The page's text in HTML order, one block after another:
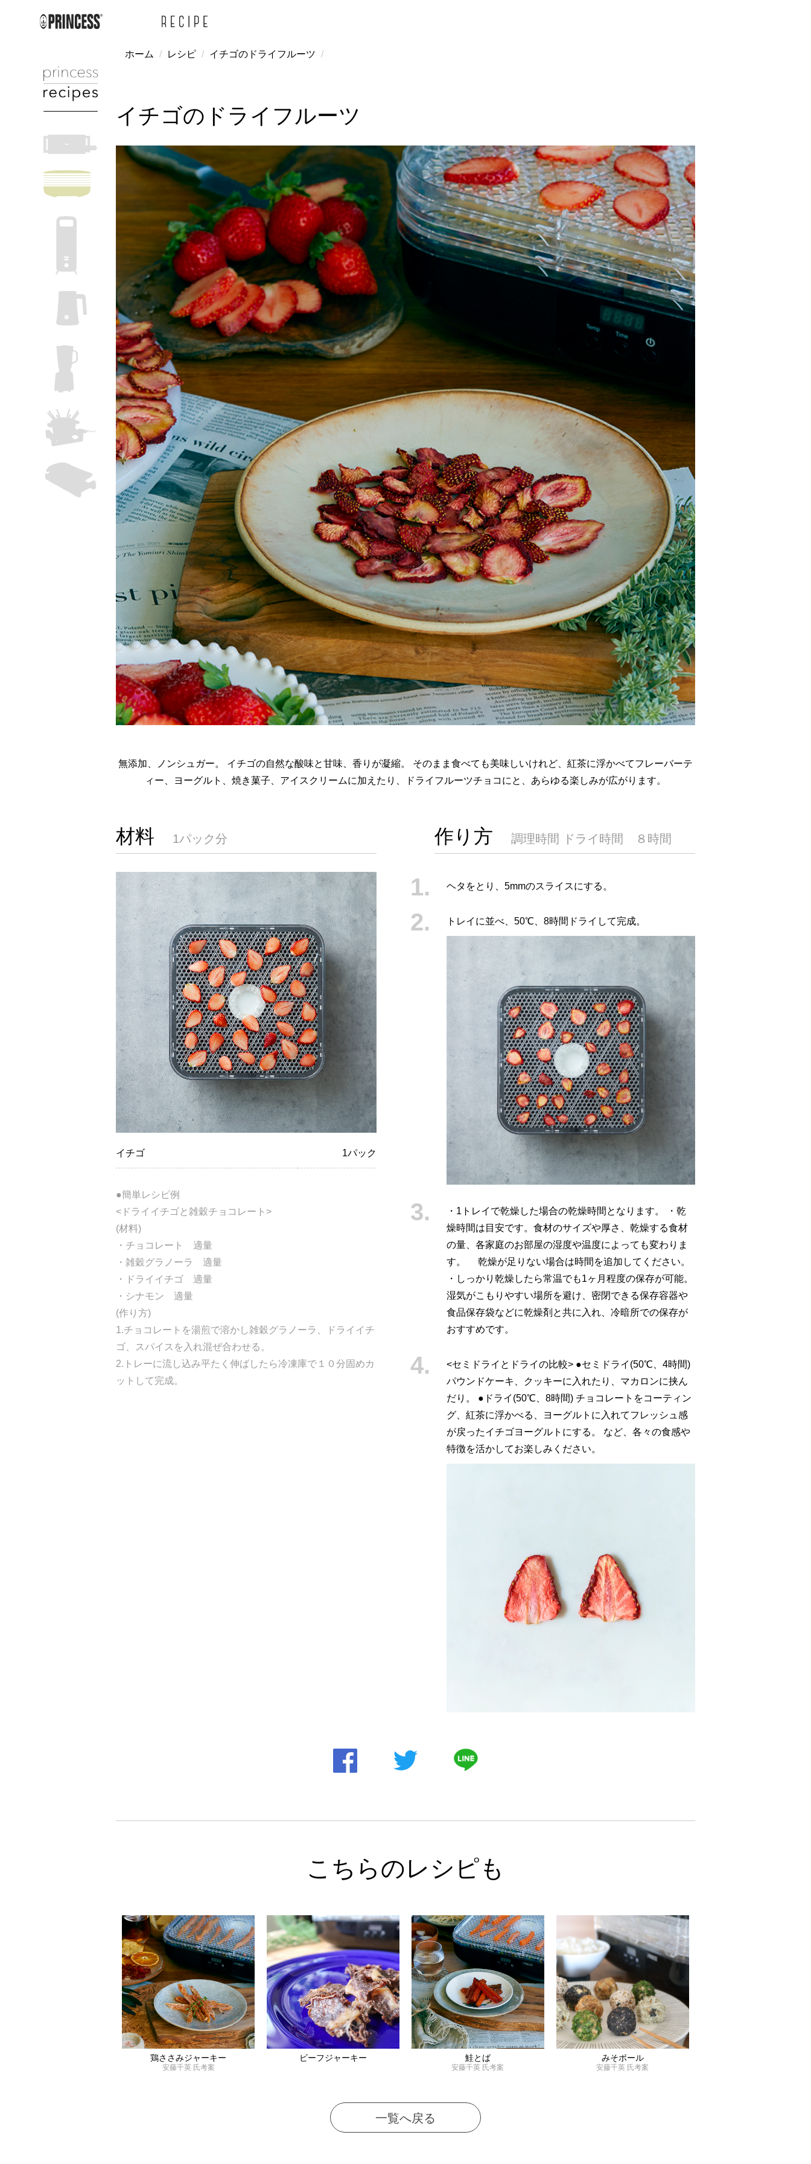
ホーム レシピ イチゴのドライフルーツ
イチゴのドライフルーツ
無添加、ノンシュガー。 イチゴの自然な酸味と甘味、香りが凝縮。 そのまま食べても美味しいけれど、紅茶に浮かべてフレーバーテ
ィー、ヨーグルト、焼き菓子、アイスクリームに加えたり、ドライフルーツチョコにと、あらゆる楽しみが広がります。
材料 1パック分
イチゴ 1パック
●簡単レシピ例
<ドライイチゴと雑穀チョコレート>
(材料)
・チョコレート 適量
・雑穀グラノーラ 適量
・ドライイチゴ 適量
・シナモン 適量
(作り方)
1.チョコレートを湯煎で溶かし雑穀グラノーラ、ドライイチ
ゴ、スパイスを入れ混ぜ合わせる。
2.トレーに流し込み平たく伸ばしたら冷凍庫で１０分固めカ
ットして完成。
作り方 調理時間 ドライ時間 ８時間
ヘタをとり、5mmのスライスにする。
トレイに並べ、50℃、8時間ドライして完成。
・1トレイで乾燥した場合の乾燥時間となります。 ・乾
燥時間は目安です。食材のサイズや厚さ、乾燥する食材
の量、各家庭のお部屋の湿度や温度によっても変わりま
す。 乾燥が足りない場合は時間を追加してください。
・しっかり乾燥したら常温でも1ヶ月程度の保存が可能。
湿気がこもりやすい場所を避け、密閉できる保存容器や
食品保存袋などに乾燥剤と共に入れ、冷暗所での保存が
おすすめです。
<セミドライとドライの比較> ●セミドライ(50℃、4時間)
パウンドケーキ、クッキーに入れたり、マカロンに挟ん
だり。 ●ドライ(50℃、8時間) チョコレートをコーティン
グ、紅茶に浮かべる、ヨーグルトに入れてフレッシュ感
が戻ったイチゴヨーグルトにする。 など、各々の食感や
特徴を活かしてお楽しみください。
こちらのレシピも
鶏ささみジャーキー
安藤千英 氏考案
ビーフジャーキー 鮭とば
安藤千英 氏考案
みそボール
安藤千英 氏考案
一覧へ戻る